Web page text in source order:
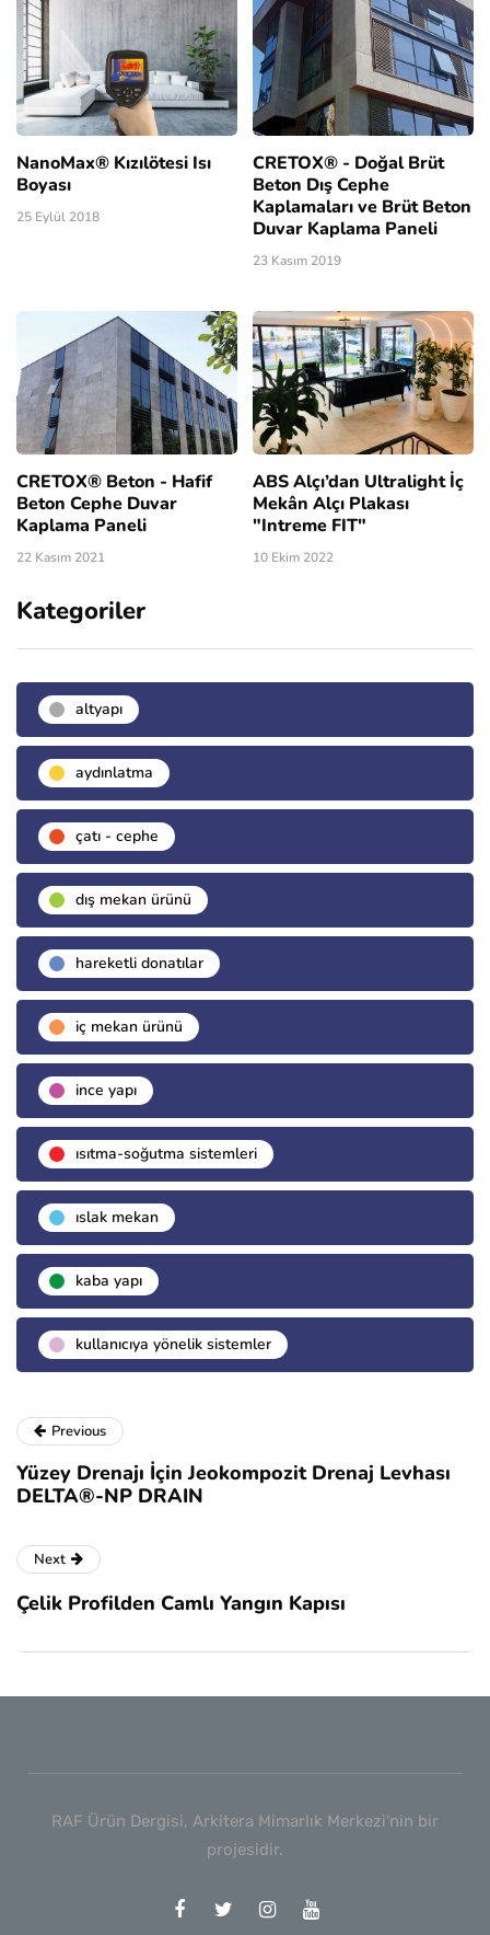
NanoMax® Kızılötesi Isı
Boyası
25 Eylül 2018
CRETOX® - Doğal Brüt
Beton Dış Cephe
Kaplamaları ve Brüt Beton
Duvar Kaplama Paneli
23 Kasım 2019
CRETOX® Beton - Hafif
Beton Cephe Duvar
Kaplama Paneli
22 Kasım 2021
ABS Alçı’dan Ultralight İç
Mekân Alçı Plakası
"Intreme FIT"
10 Ekim 2022
Kategoriler
altyapı
aydınlatma
çatı - cephe
dış mekan ürünü
hareketli donatılar
i̇ç mekan ürünü
i̇nce yapı
isıtma-soğutma sistemleri
islak mekan
kaba yapı
kullanıcıya yönelik sistemler
Previous
Yüzey Drenajı İçin Jeokompozit Drenaj Levhası
DELTA®-NP DRAIN
Next
Çelik Profilden Camlı Yangın Kapısı
RAF Ürün Dergisi, Arkitera Mimarlık Merkezi'nin bir
projesidir.